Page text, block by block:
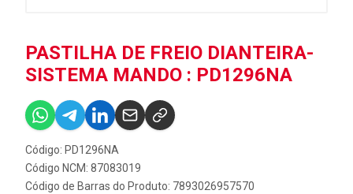
PASTILHA DE FREIO DIANTEIRA-
SISTEMA MANDO : PD1296NA
Código: PD1296NA
Código NCM: 87083019
Código de Barras do Produto: 7893026957570